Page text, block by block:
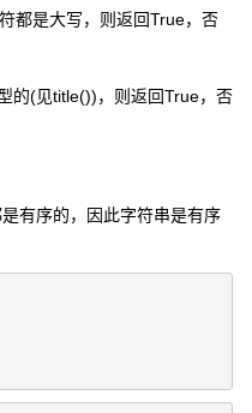
都是大写，则返回True，否
的(见title())，则返回True，否
有序的，因此字符串是有序